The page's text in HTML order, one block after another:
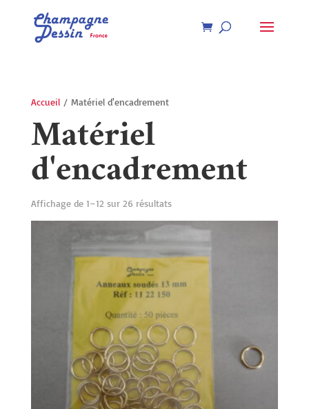
Accueil/ Matériel d'encadrement
Matériel
d'encadrement
Affichage de 1–12 sur 26 résultats